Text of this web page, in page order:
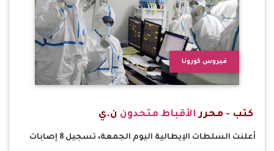
فيروس كورونا
كتب - محرر الأقباط متحدون ن.ي
أعلنت السلطات الإيطالية اليوم الجمعة، تسجيل 8 إصابات